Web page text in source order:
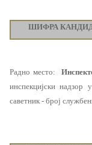
ШИФРА
Радно место:
инспекцијски
саветник - број